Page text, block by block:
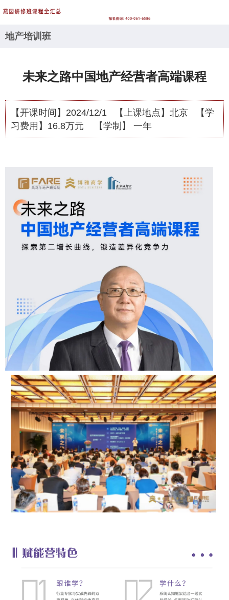
地产培训班
未来之路中国地产经营者高端课程
【开课时间】 2024/12/1 【上课地点】 北京
【学
习费用】 16.8万元 【学制】 一年